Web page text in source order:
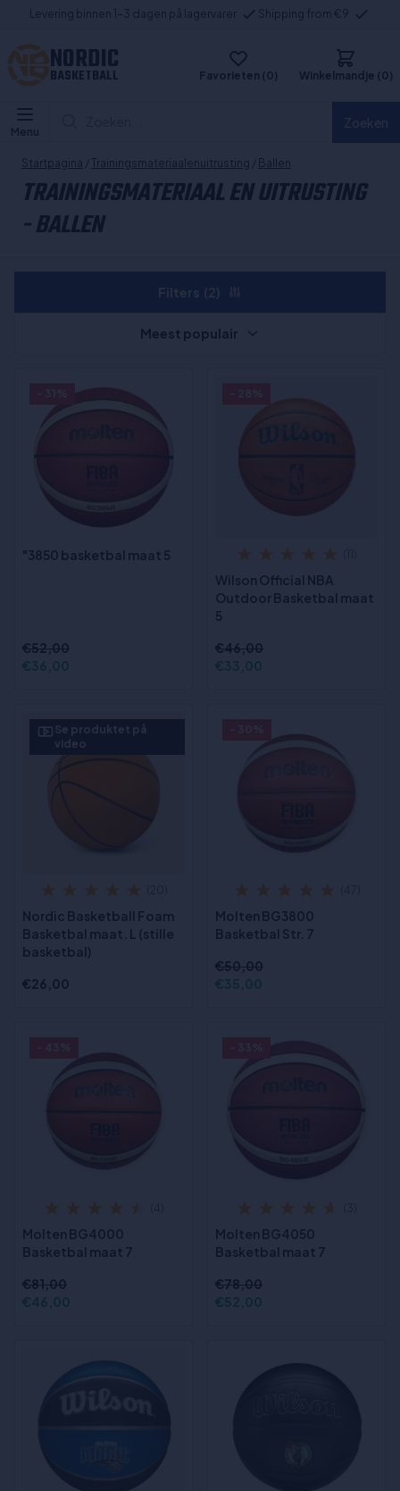
Levering binnen 1-3 dagen på lagervarer Shipping from €9
NORDIC
BASKETBALL Favorieten (0) Winkelmandje (0)
Menu
Startpagina / Trainingsmateriaalenuitrusting / Ballen
TRAININGSMATERIAAL EN UITRUSTING
- BALLEN
"3850 basketbal maat 5
€52,00
€36,00
Wilson Official NBA
Outdoor Basketbal maat
5
€46,00
€33,00
Se produktet på
video
Nordic Basketball Foam
Basketbal maat. L (stille
basketbal)
€26,00
Molten BG3800
Basketbal Str. 7
€50,00
€35,00
Molten BG4000
Basketbal maat 7
€81,00
€46,00
Molten BG4050
Basketbal maat 7
€78,00
€52,00
Meest populair